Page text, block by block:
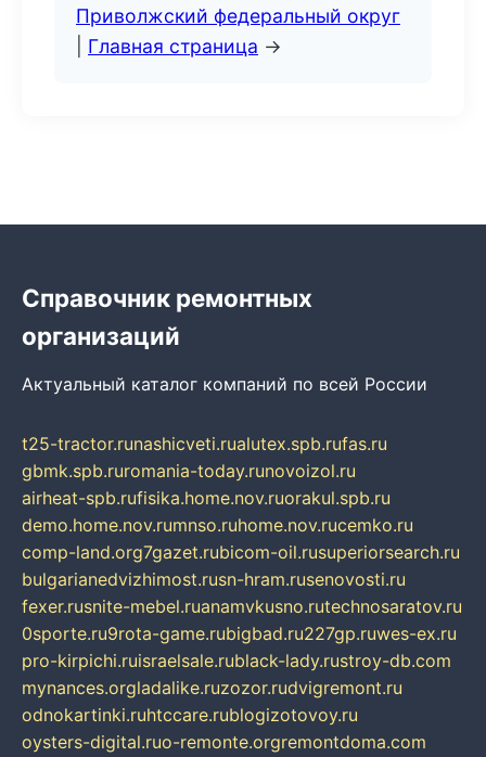
Приволжский федеральный округ
Главная страница →
Справочник ремонтных
организаций
Актуальный каталог компаний по всей России
t25-tractor.runashicveti.rualutex.spb.rufas.ru
gbmk.spb.ruromania-today.runovoizol.ru
airheat-spb.rufisika.home.nov.ruorakul.spb.ru
demo.home.nov.rumnso.ruhome.nov.rucemko.ru
comp-land.org7gazet.rubicom-oil.rusuperiorsearch.ru
bulgarianedvizhimost.rusn-hram.rusenovosti.ru
fexer.rusnite-mebel.ruanamvkusno.rutechnosaratov.ru
0sporte.ru9rota-game.rubigbad.ru227gp.ruwes-ex.ru
pro-kirpichi.ruisraelsale.rublack-lady.rustroy-db.com
mynances.orgladalike.ruzozor.rudvigremont.ru
odnokartinki.ruhtccare.rublogizotovoy.ru
oysters-digital.ruo-remonte.orgremontdoma.com